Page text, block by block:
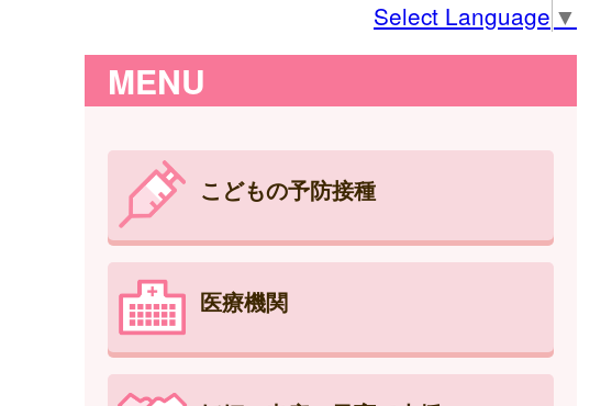
Select Language ▼
MENU
こどもの予防接種
医療機関